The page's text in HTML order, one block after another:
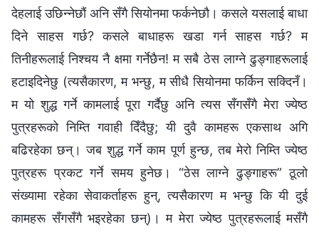
देहलाई उछिन्नेछौं अनि सँगै सियोनमा फर्कनेछौ। कसले यसलाई बाधा
दिने साहस गर्छ? कसले बाधाहरू खडा गर्न साहस गर्छ? म
तिनीहरूलाई निश्चय नै क्षमा गर्नेछैन! म सबै ठेस लाग्ने ढुङ्गाहरूलाई
हटाइदिनेछु (त्यसैकारण, म भन्छु, म सीधै सियोनमा फर्किन सक्दिनँ।
म यो शुद्ध गर्ने कामलाई पूरा गर्दैछु अनि त्यस सँगसँगै मेरा ज्येष्ठ
पुत्रहरूको निम्ति गवाही दिँदैछु; यी दुवै कामहरू एकसाथ अगि
बढिरहेका छन्। जब शुद्ध गर्ने काम पूर्ण हुन्छ, तब मेरो निम्ति ज्येष्ठ
पुत्रहरू प्रकट गर्ने समय हुनेछ। “ठेस लाग्ने ढुङ्गाहरू” ठूलो
संख्यामा रहेका सेवाकर्ताहरू हुन्, त्यसैकारण म भन्छु कि यी दुई
कामहरू सँगसँगै भइरहेका छन्)। म मेरा ज्येष्ठ पुत्रहरूलाई मसँगै